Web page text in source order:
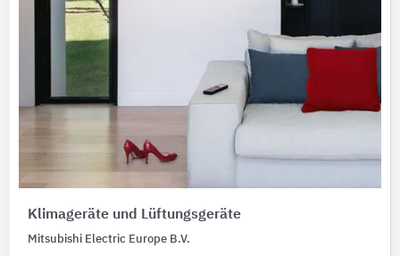
Klimageräte und Lüftungsgeräte
Mitsubishi Electric Europe B.V.